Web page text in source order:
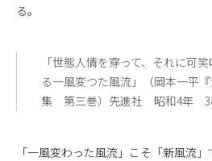
る。
「世態人情を穿って、それに可
る一風変つた風流」（岡本一平
集 第三巻）先進社 昭和4年
「一風変わった風流」こそ「新風流